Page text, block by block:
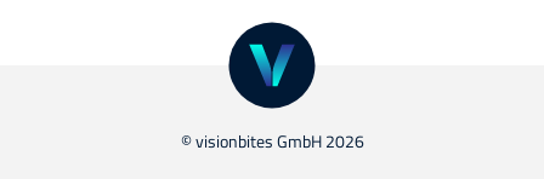
© visionbites GmbH 2026